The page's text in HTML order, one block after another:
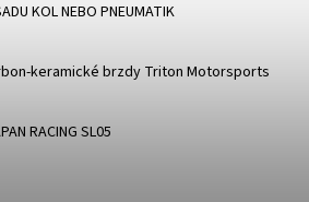
KOL NEBO PNEUMATIK
keramické brzdy Triton Motorsports
RACING SL05